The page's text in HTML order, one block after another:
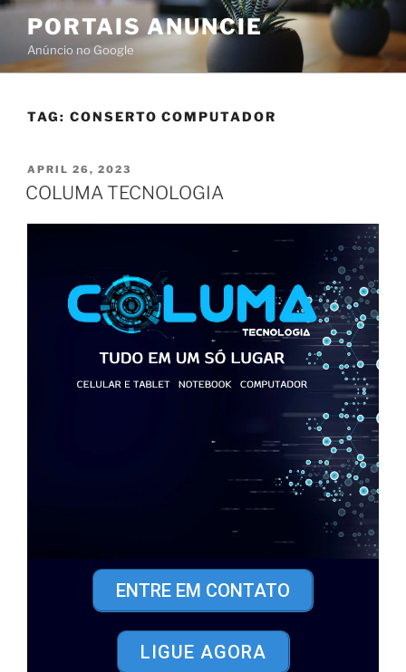
PORTAIS ANUNCIE
Anúncio no Google
TAG: CONSERTO COMPUTADOR
APRIL 26, 2023
COLUMA TECNOLOGIA
ENTRE EM CONTATO
LIGUE AGORA